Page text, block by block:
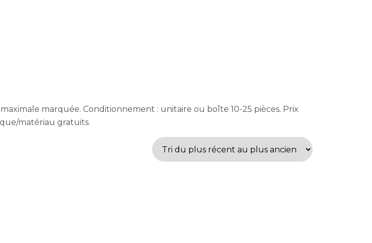
maximale marquée. Conditionnement : unitaire ou boîte 10-25 pièces. Prix
matériau gratuits.